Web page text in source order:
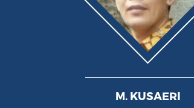
M. KUSAERI